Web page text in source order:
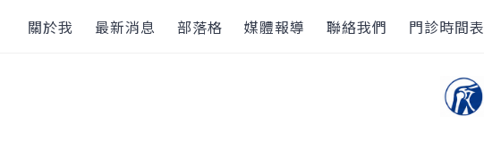
關於我 最新消息 部落格 媒體報導 聯絡我們 門診時間表